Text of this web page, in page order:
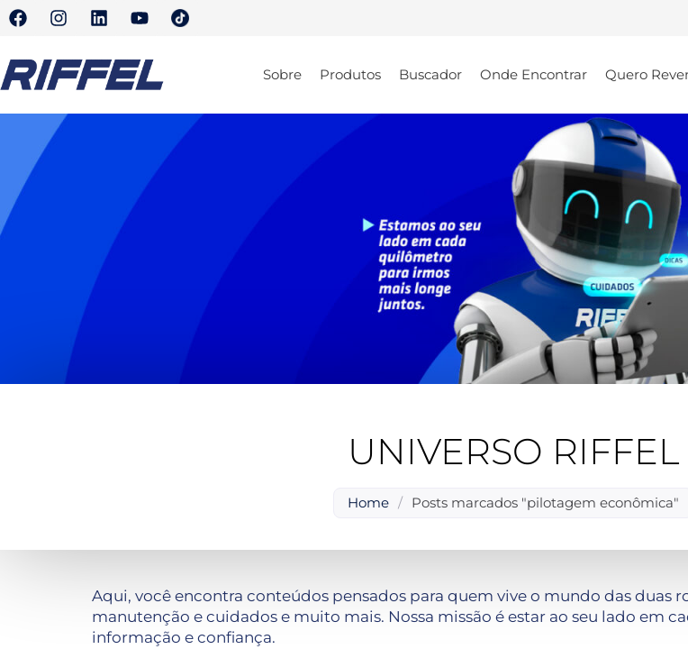
Sobre Produtos Buscador Onde Encontrar Quero
UNIVERSO RIFFEL
Home / Posts marcados "pilotagem econômica"
Aqui, você encontra conteúdos pensados para quem vive o mundo das duas
manutenção e cuidados e muito mais. Nossa missão é estar ao seu lado em
informação e confiança.